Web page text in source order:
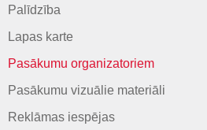
Palīdzība
Lapas karte
Pasākumu organizatoriem
Pasākumu vizuālie materiāli
Reklāmas iespējas